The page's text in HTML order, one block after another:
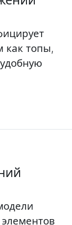
как топы,